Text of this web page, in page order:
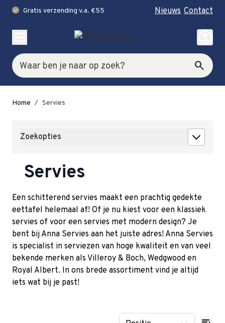
check Gratis verzending v.a. €55 Nieuws Contact
Zoek search
account_circle
Home / Servies
Zoekopties
Servies
Een schitterend servies maakt een prachtig gedekte
eettafel helemaal af! Of je nu kiest voor een klassiek
servies of voor een servies met modern design? Je
bent bij Anna Servies aan het juiste adres! Anna Servies
is specialist in serviezen van hoge kwaliteit en van veel
bekende merken als Villeroy & Boch, Wedgwood en
Royal Albert. In ons brede assortiment vind je altijd
iets wat bij je past!